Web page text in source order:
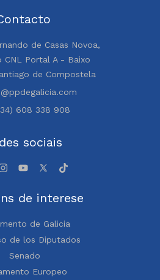
de Casas Novoa,
CNL Portal A - Baixo
de Compostela
608 338 908
sociais
de interese
de Galicia
de los Diputados
Senado
Europeo